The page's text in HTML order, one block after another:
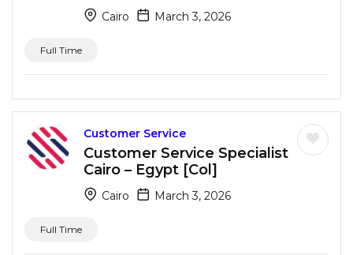
Cairo March 3, 2026
Full Time
Customer Service
Customer Service Specialist
Cairo – Egypt [Col]
Cairo March 3, 2026
Full Time